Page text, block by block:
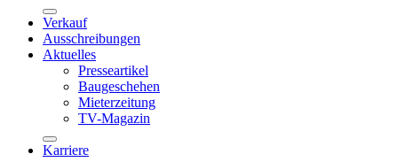
Verkauf
Ausschreibungen
Aktuelles
Presseartikel
Baugeschehen
Mieterzeitung
TV-Magazin
Karriere